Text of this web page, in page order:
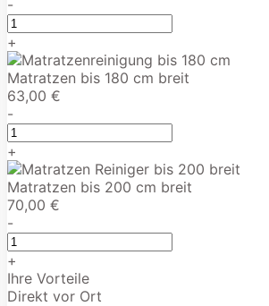
-
+
Matratzen bis 180 cm breit
63,00 €
-
+
Matratzen bis 200 cm breit
70,00 €
-
+
Ihre Vorteile
Direkt vor Ort